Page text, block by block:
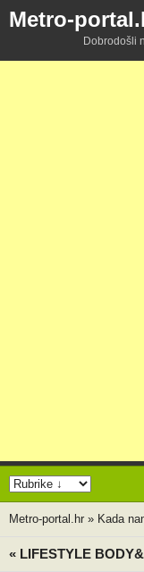
Metro-
Dobrodošli
Metro-portal.hr » Kada
« LIFESTYLE